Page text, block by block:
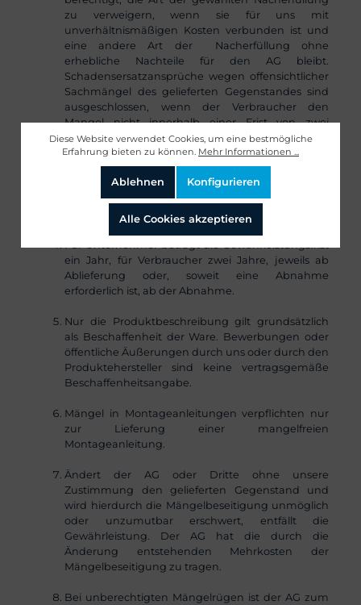
zu verweigern, wenn sie für uns mit
unverhältnismäßigen Kosten verbunden ist und
eine andere Art der Nacherfüllung ohne
erhebliche Nachteile für den AG bleibt.
Schadensersatzansprüche wegen offensichtlicher
Sachmängel des gelieferten Gegenstandes sind
ausgeschlossen, wenn der Verbraucher den
Mangel nicht innerhalb einer Frist von zwei
Wochen nach Gefahrübergang schriftlich anzeigt.
Schlägt die Nacherfüllung fehl, kann der AG nach
seiner Wahl Herabsetzung der Vergütung
(Minderung) oder Rückgängigmachung des
Vertrages (Rücktritt) verlangen.
Für Unternehmer beträgt die Gewährleistungsfrist
ein Jahr, für Verbraucher zwei Jahre, jeweils ab
Ablieferung oder, soweit eine Abnahme
erforderlich ist, ab der Abnahme.
Nur die Produktbeschreibung gilt grundsätzlich
als Beschaffenheit der Ware. Bewerbungen oder
öffentliche Äußerungen durch uns oder durch den
Produktehersteller sind keine vertragsgemäße
Beschaffenheitsangabe.
Mängel in Montageanleitungen verpflichten nur
zur Lieferung einer mangelfreien
Montageanleitung.
Ändert der AG oder Dritte ohne unsere
Zustimmung den gelieferten Gegenstand und
wird hierdurch die Mängelbeseitigung unmöglich
oder unzumutbar erschwert, entfällt die
Gewährleistung. Der AG hat die durch die
Änderung entstehenden Mehrkosten der
Mängelbeseitigung zu tragen.
Bei unberechtigten Mängelrügen ist der AG zum
Diese Website verwendet Cookies, um eine bestmögliche
Erfahrung bieten zu können. Mehr Informationen ...
Ablehnen Konfigurieren
Alle Cookies akzeptieren